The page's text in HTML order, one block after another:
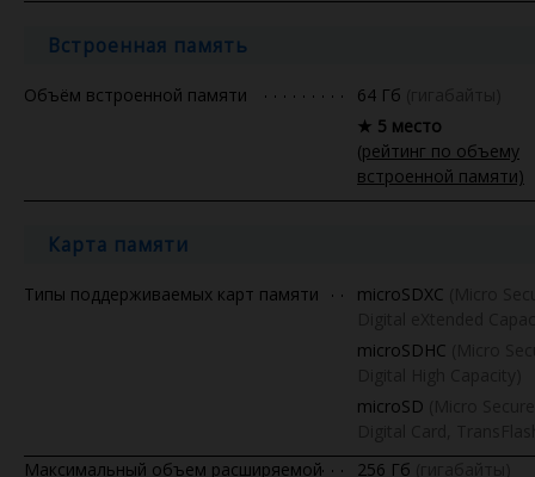
Встроенная память
Объём встроенной памяти 64 Гб
★ 5 место
(рейтинг по объему
встроенной памяти)
Карта памяти
Типы поддерживаемых карт памяти microSDXC
microSDHC
microSD
Максимальный объем расширяемой
256 Гб